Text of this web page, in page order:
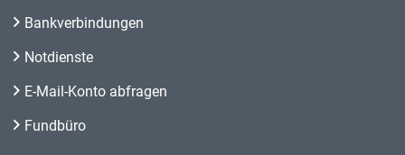
Bankverbindungen
Notdienste
E-Mail-Konto abfragen
Fundbüro